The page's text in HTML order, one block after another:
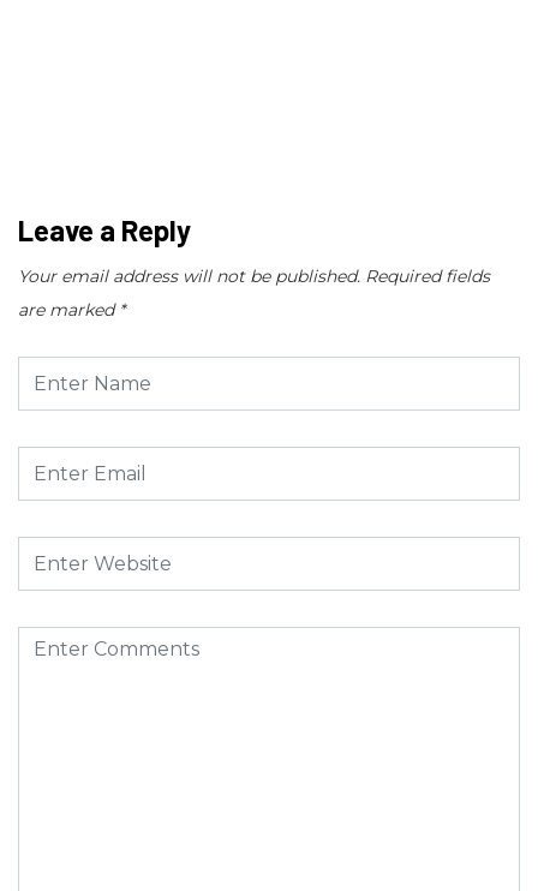
Leave a Reply
Your email address will not be published. Required fields
are marked *